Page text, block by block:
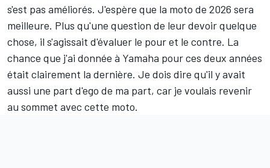
s'est pas améliorés. J'espère que la moto de 2026 sera
meilleure. Plus qu'une question de leur devoir quelque
chose, il s'agissait d'évaluer le pour et le contre. La
chance que j'ai donnée à Yamaha pour ces deux années
était clairement la dernière. Je dois dire qu'il y avait
aussi une part d'ego de ma part, car je voulais revenir
au sommet avec cette moto.